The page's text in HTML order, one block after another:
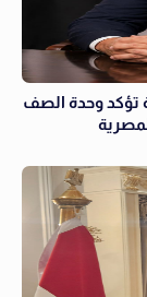
تؤكد وحدة الصف